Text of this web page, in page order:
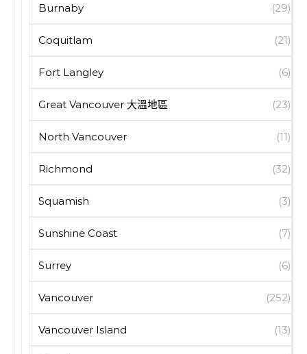
Burnaby (29)
Coquitlam (21)
Fort Langley (6)
Great Vancouver 大溫地區 (23)
North Vancouver (11)
Richmond (32)
Squamish (3)
Sunshine Coast (7)
Surrey (6)
Vancouver (252)
Vancouver Island (13)